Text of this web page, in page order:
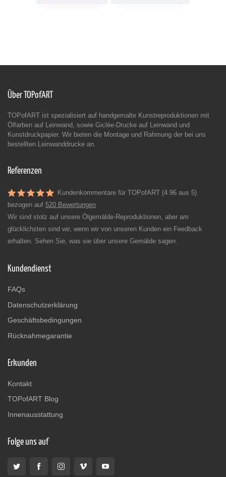
Über TOPofART
TOPofART ist spezialisiert auf handgemalte Kunstreproduktionen mit
Ölfarben auf Leinwand, sowie Giclée-Drucke auf Leinwand und
Kunstdruckpapier. Wir bieten die Montage und Rahmung der bei uns
bestellten Leinwanddrucke an.
Referenzen
Kundenkommentare für TOPofART (4.96 aus 5)
bezogen auf 520 Bewertungen
Wir sind stolz auf unsere Ölgemälde-Reproduktionen, aber am
glücklichsten sind wir, wenn wir von unseren Kunden ein Feedback
erhalten. Sehen Sie, was sie über unsere Gemälde sagen.
Kundendienst
FAQs
Datenschutzerklärung
Geschäftsbedingungen
Rücknahmegarantie
Erkunden
Kontakt
TOPofART Blog
Innenausstattung
Folge uns auf